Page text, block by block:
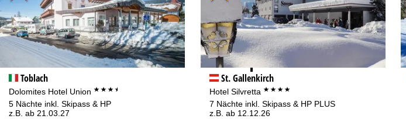
Zur Kontaktseite
Toblach
Dolomites Hotel Union ***+
5 Nächte inkl. Skipass & HP
z.B. ab 21.03.27
St. Gallenkirch
Hotel Silvretta ****
7 Nächte inkl. Skipass & HP PLUS
z.B. ab 12.12.26